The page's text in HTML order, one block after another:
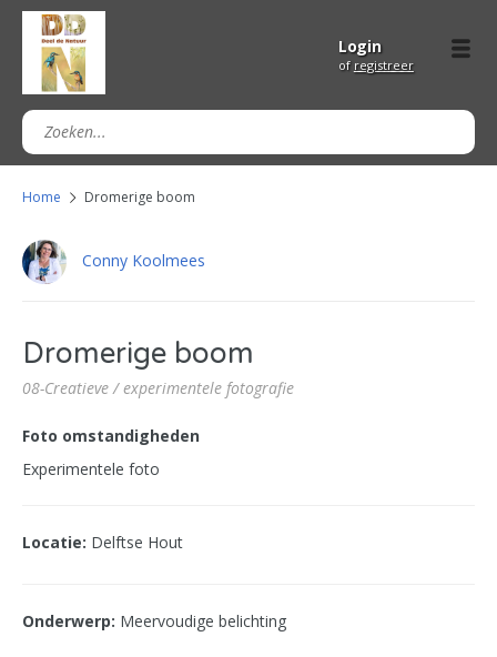
Login
of registreer
Home Dromerige boom
Conny Koolmees
Dromerige boom
08-Creatieve / experimentele fotografie
Foto omstandigheden
Experimentele foto
Locatie: Delftse Hout
Onderwerp: Meervoudige belichting